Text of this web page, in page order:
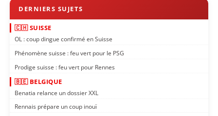
🇨🇭 SUISSE
OL : coup dingue confirmé en Suisse
Phénomène suisse : feu vert pour le PSG
Prodige suisse : feu vert pour Rennes
🇧🇪 BELGIQUE
Benatia relance un dossier XXL
Rennais prépare un coup inouï